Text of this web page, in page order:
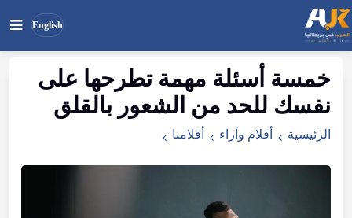
English
ابحث
في
الموقع
بحث
خمسة أسئلة مهمة تطرحها على
نفسك للحد من الشعور بالقلق
الرئيسية أقلام وآراء أقلامنا